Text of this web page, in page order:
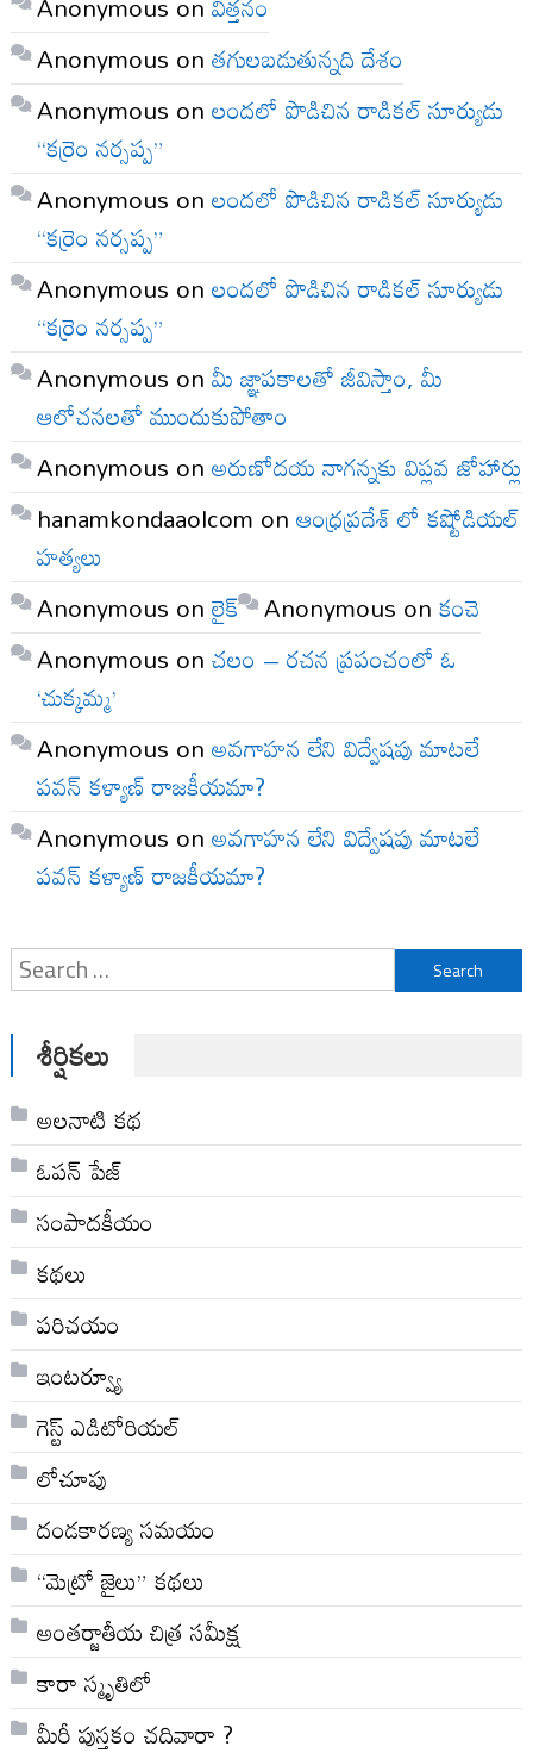
Anonymous onతగులబడుతున్నది దేశం
Anonymous onలందలో పొడిచిన రాడికల్ సూర్యుడు
“కర్రెం నర్సప్ప”
Anonymous onలందలో పొడిచిన రాడికల్ సూర్యుడు
“కర్రెం నర్సప్ప”
Anonymous onలందలో పొడిచిన రాడికల్ సూర్యుడు
“కర్రెం నర్సప్ప”
Anonymous onమీ జ్ఞాపకాలతో జీవిస్తాం, మీ
ఆలోచనలతో ముందుకుపోతాం
Anonymous onఅరుణోదయ నాగన్నకు విప్లవ జోహార్లు
hanamkondaaolcom onఆంధ్రప్రదేశ్ లో కష్టోడియల్
హత్యలు
Anonymous onలైక్ Anonymous onకంచె
Anonymous onచలం – రచన ప్రపంచంలో ఓ
‘చుక్కమ్మ’
Anonymous onఅవగాహన లేని విద్వేషపు మాటలే
పవన్ కళ్యాణ్ రాజకీయమా?
Anonymous onఅవగాహన లేని విద్వేషపు మాటలే
పవన్ కళ్యాణ్ రాజకీయమా?
Search
for:
శీర్షికలు
అల‌నాటి క‌థ‌
ఓపన్ పేజ్
సంపాదకీయం
కథలు
పరిచయం
ఇంటర్వ్యూ
గెస్ట్ ఎడిటోరియల్
లోచూపు
దండకారణ్య సమయం
“మెట్రో జైలు” కథలు
అంతర్జాతీయ చిత్ర సమీక్ష
కారా స్మృతిలో
మీరీ పుస్తకం చదివారా ?